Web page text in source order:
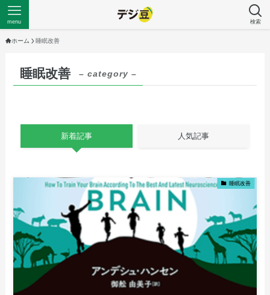
検索
menu
ホーム 睡眠改善
睡眠改善 – category –
新着記事 人気記事
睡眠改善